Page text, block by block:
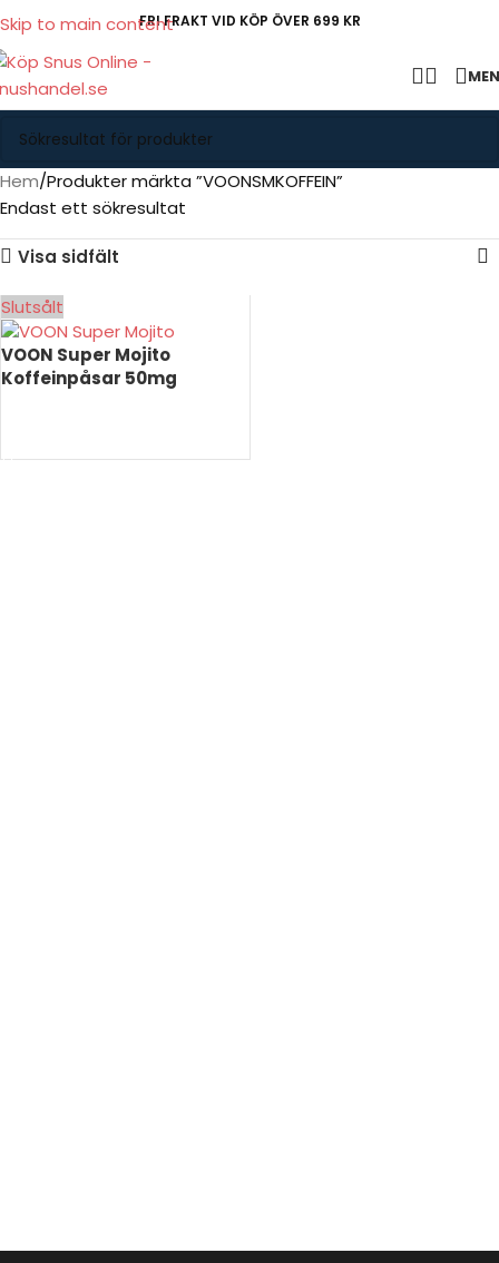
Skip to main contentFRI FRAKT VID KÖP ÖVER 699 KR
Hem Produkter märkta ”VOONSMKOFFEIN”
Endast ett sökresultat
Visa sidfält
Slutsålt
VOON Super Mojito
Koffeinpåsar 50mg